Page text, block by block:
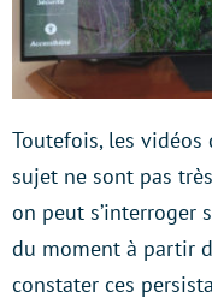
Toutefois, les vidéos
sujet ne sont pas
on peut s’interroger
du moment à partir
constater ces